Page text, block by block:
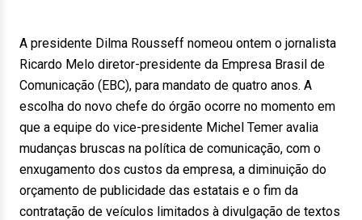
A presidente Dilma Rousseff nomeou ontem o jornalista
Ricardo Melo diretor-presidente da Empresa Brasil de
Comunicação (EBC), para mandato de quatro anos. A
escolha do novo chefe do órgão ocorre no momento em
que a equipe do vice-presidente Michel Temer avalia
mudanças bruscas na política de comunicação, com o
enxugamento dos custos da empresa, a diminuição do
orçamento de publicidade das estatais e o fim da
contratação de veículos limitados à divulgação de textos